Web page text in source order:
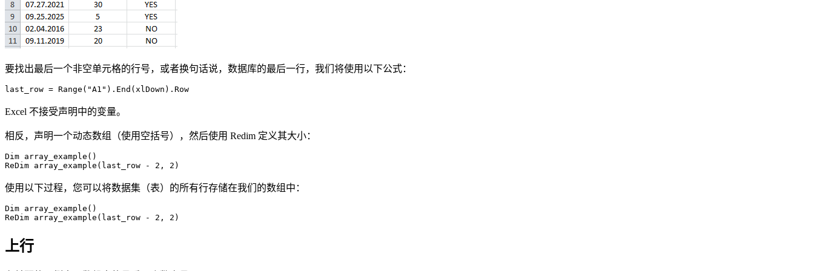
要找出最后一个非空单元格的行号，或者换句话说，数据库的最后一行，我们将使用以下公式：
Excel 不接受声明中的变量。
相反，声明一个动态数组（使用空括号），然后使用 Redim 定义其大小：
Dim array_example()
使用以下过程，您可以将数据集（表）的所有行存储在我们的数组中：
Dim array_example()
上行